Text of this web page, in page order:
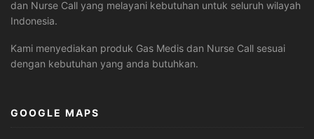
dan Nurse Call yang melayani kebutuhan untuk seluruh wilayah
Indonesia.
Kami menyediakan produk Gas Medis dan Nurse Call sesuai
dengan kebutuhan yang anda butuhkan.
GOOGLE MAPS